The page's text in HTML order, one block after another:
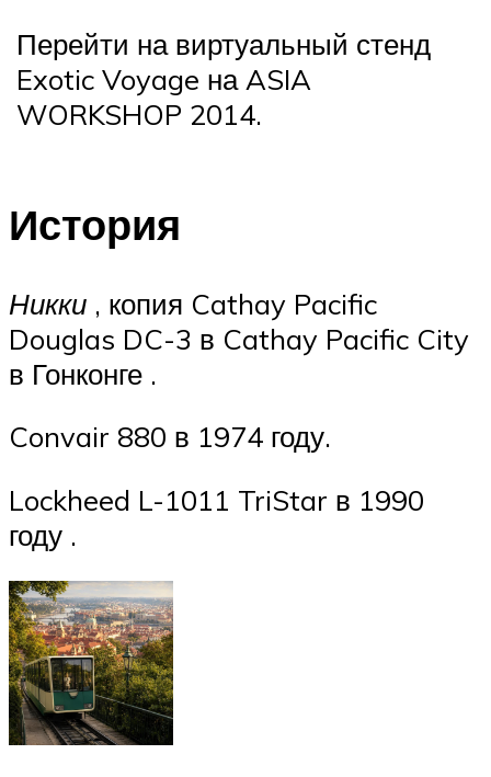
Перейти на виртуальный стенд
Exotic Voyage на ASIA
WORKSHOP 2014.
История
Никки , копия Cathay Pacific
Douglas DC-3 в Cathay Pacific City
в Гонконге .
Convair 880 в 1974 году.
Lockheed L-1011 TriStar в 1990
году .